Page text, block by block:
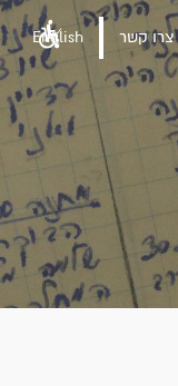
צרו קשר English